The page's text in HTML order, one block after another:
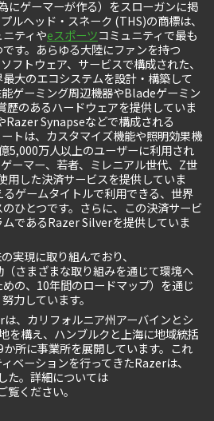
にゲーマーが作る）をスローガンに掲
ルヘッド・スネーク (THS)の商標は、
ティやeスポーツコミュニティで最も
す。あらゆる大陸にファンを持つ
フトウェア、サービスで構成された、
大のエコシステムを設計・構築して
ゲーミング周辺機器やBladeゲーミン
歴のあるハードウェアを提供していま
Synapseなどで構成される
トは、カスタマイズ機能や照明効果機
5,000万人以上のユーザーに利用され
ーマー、若者、ミレニアル世代、Z世
した決済サービスを提供していま
ゲームタイトルで利用できる、世界
ひとつです。さらに、この決済サービ
であるRazer Silverを提供していま
実現に取り組んでおり、
さまざまな取り組みを通じて環境へ
の、10年間のロードマップ）を通じ
力しています。
、カリフォルニア州アーバインとシ
を構え、ハンブルクと上海に地域統括
所に事業所を展開しています。これ
ベーションを行ってきたRazerは、
た。詳細については
覧ください。